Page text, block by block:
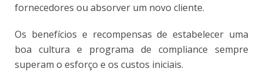
fornecedores ou absorver um novo cliente.
Os benefícios e recompensas de estabelecer uma
boa cultura e programa de compliance sempre
superam o esforço e os custos iniciais.